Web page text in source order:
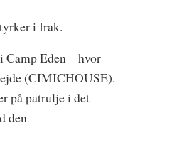
i Irak.
Camp Eden – hvor
(CIMICHOUSE).
på patrulje i det
den